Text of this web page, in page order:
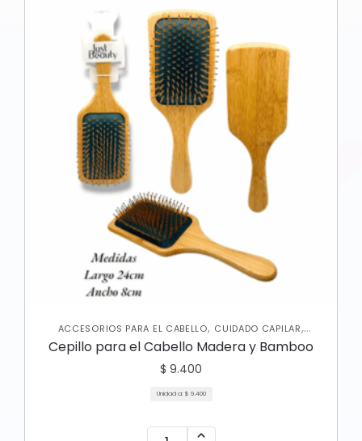
ACCESORIOS PARA EL CABELLO, CUIDADO CAPILAR,
VARIEDADES
Cepillo para el Cabello Madera y Bamboo
$ 9.400
Unidad a: $ 9.400